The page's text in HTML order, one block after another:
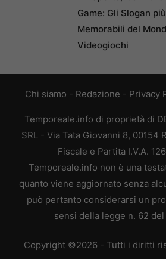
Game: Gli Slogan più
Memorabili del
Videogiochi
Chi siamo - Redazione - Privacy
Temporeale.info di proprietà di
SRL - Via Tata Giovanni 8, 00154
Fiscale e Partita I.V.A.
Temporeale.info non è una
quanto viene aggiornato senza
può pertanto considerarsi un
sensi della legge n. 62 del
Copyright ©2026 - Tutti i diritti